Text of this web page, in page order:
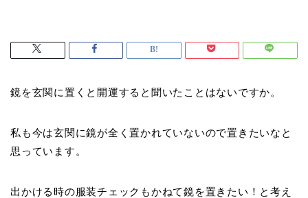
鏡を玄関に置くと開運すると聞いたことはないですか。
私も今は玄関に鏡が全く置かれていないので置きたいなと
思っています。
出かける時の服装チェックもかねて鏡を置きたい！と考え